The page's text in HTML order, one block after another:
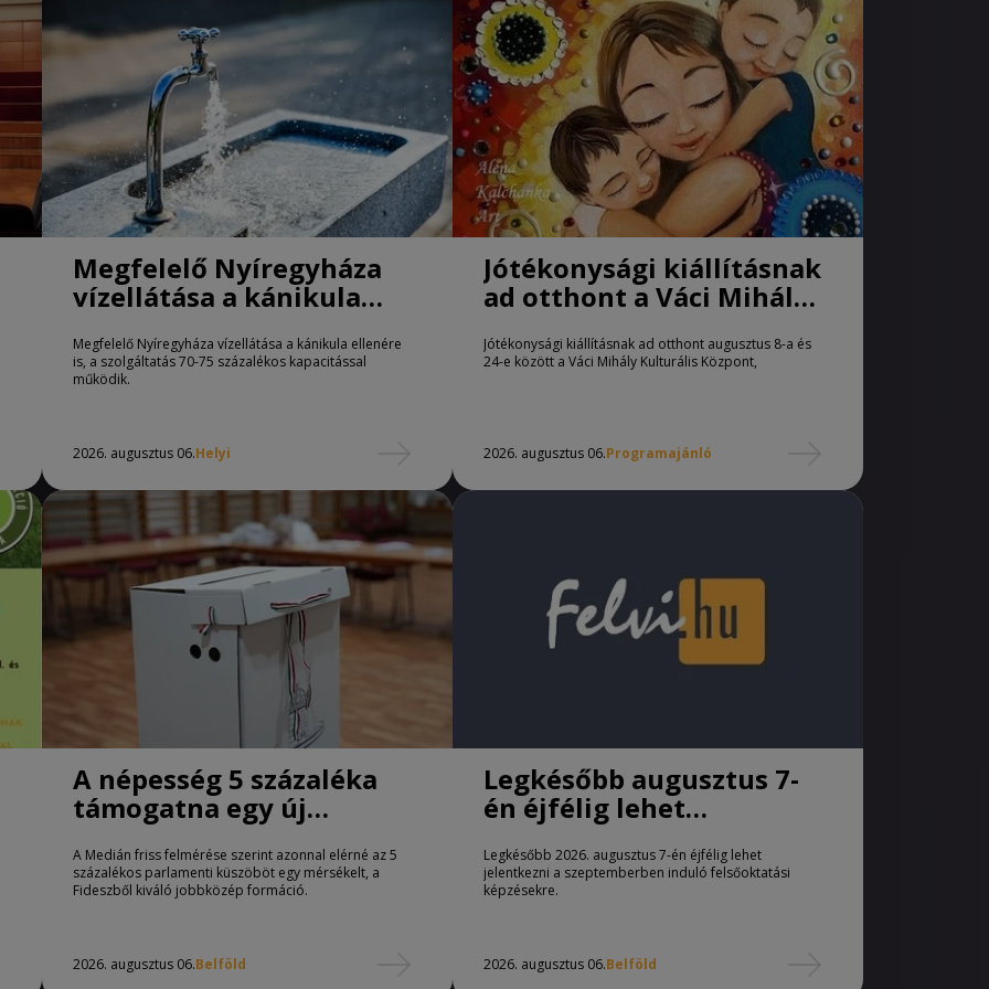
Megfelelő Nyíregyháza
vízellátása a kánikula
Megfelelő Nyíregyháza vízellátása a kánikula ellenére
is, a szolgáltatás 70-75 százalékos kapacitással
működik.
2026. augusztus 06.Helyi
Jótékonysági kiállításnak
ad otthont a Váci Mihály
Jótékonysági kiállításnak ad otthont augusztus 8-a és
24-e között a Váci Mihály Kulturális Központ,
2026. augusztus 06.Programajánló
A népesség 5 százaléka
támogatna egy új
jobbközép pártot
A Medián friss felmérése szerint azonnal elérné az 5
százalékos parlamenti küszöböt egy mérsékelt, a
Fideszből kiváló jobbközép formáció.
2026. augusztus 06.Belföld
Legkésőbb augusztus 7-
én éjfélig lehet
jelentkezni a pótfelvételi
eljárásban
Legkésőbb 2026. augusztus 7-én éjfélig lehet
jelentkezni a szeptemberben induló felsőoktatási
képzésekre.
2026. augusztus 06.Belföld